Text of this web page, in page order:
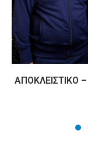
ΑΠΟΚΛΕΙΣΤΙΚΟ –